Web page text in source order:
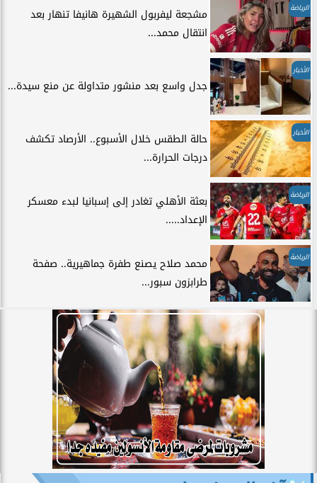
الرياضة
مشجعة ليفربول الشهيرة هانيفا تنهار بعد
انتقال محمد...
الأخبار
جدل واسع بعد منشور متداولة عن منع سيدة...
الأخبار
حالة الطقس خلال الأسبوع.. الأرصاد تكشف
درجات الحرارة...
الرياضة
بعثة الأهلي تغادر إلى إسبانيا لبدء معسكر
الإعداد.....
الرياضة
محمد صلاح يصنع طفرة جماهيرية.. صفحة
طرابزون سبور...